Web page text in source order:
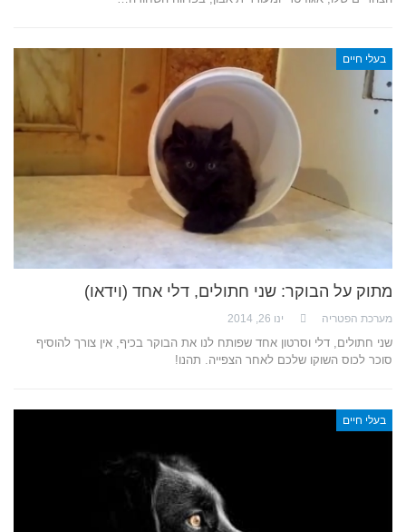
בעלי חיים
מתוק על הבוקר: שני חתולים, דלי אחד (וידאו)
מערכת הפטריה ינו 26, 2014
שני חתולים, דלי וסרטון אחד שפותח לנו את הבוקר בכיף, אין צורך להוסיף
סוכר לכוס השוקו שלכם לאחר הצפייה. תהנו!
בעלי חיים